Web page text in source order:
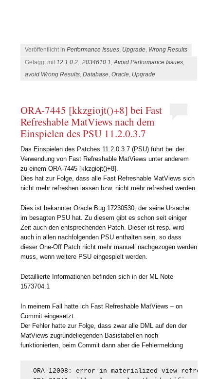
Veröffentlicht inPerformance Issues Upgrade Wrong Results
Getaggt mit 12.1.0.2. ,2034610.1 ,Avoid Performance Issues
avoid Wrong Results ,Database ,Oracle Upgrade
ORA-7445 [kkzgiojt()+8] bei Fast
Refreshable MatViews nach dem
Einspielen des PSU 11.2.0.3.7
Das Einspielen des Patches 11.2.0.3.7 (PSU) führt bei der
Verwendung von Fast Refreshable MatViews unter anderem
zu einem ORA-7445 [kkzgiojt()+8].
Dies hat zur Folge, dass alle Fast Refreshable MatViews sich
nicht mehr refreshen lassen bzw. nicht mehr refreshed werden.
Dies ist bekannter Oracle Bug 17230530, der seine Ursache
im besagten PSU hat. Zu diesem gibt es schon seit einiger
Zeit auch den entsprechenden Patch. Dieser ist resp. wird
auch in allen nachfolgenden PSU enthalten sein, so dass
dieser One-Off Patch nicht mehr manuell nachgezogen werden
muss, wenn weitere PSU eingespielt werden.
Detaillierte Informationen befinden sich in der ML Note
1573704.1
In meinem Fall hatte ich Fast Refreshable MatViews – on
Commit eingesetzt.
Der Fehler hatte zur Folge, dass zwar alle DML auf den der
MatViews zugrundeliegenden Basistabellen noch
funktionierten, beim Commit dann aber die Fehlermeldung
ORA-12008: error in materialized view refresh